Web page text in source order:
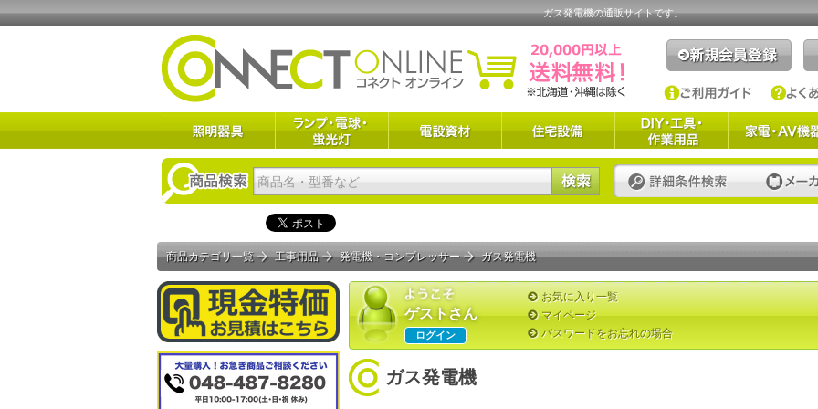
ガス発電機の通販サイトです。
ゲストさん
お気に入り一覧
マイページ
ログイン パスワードをお忘れの場合
商品カテゴリ一覧 工事用品 発電機・コンプレッサー ガス発電機
ガス発電機